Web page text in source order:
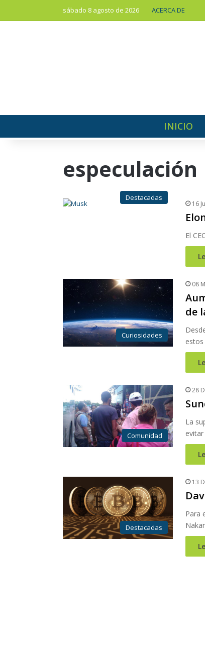
sábado 8 agosto de 2026 ACERCA DE
INICIO
especulación
Destacadas
16
El
Curiosidades
08
de
Comunidad
28
La
Destacadas
13
Para